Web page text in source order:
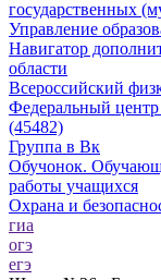
государственных
Управление
Навигатор
области
Всероссийский
Федеральный
(45482)
Группа в Вк
Обучонок.
работы учащихся
Охрана и
гиа
огэ
егэ